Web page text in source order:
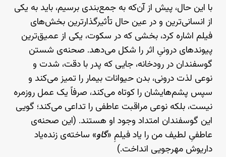
با این حال، پیش از آن‌که به جمع‌بندی برسیم، باید به یکی
از انسانی‌ترین و در عین حال تأثیرگذارترین بخش‌های
فیلم اشاره کرد، بخشی که در سکوت، یکی از عمیق‌ترین
پیوندهای درونیِ اثر را شکل می‌دهد. صحنه‌ی شستن
گوسفندان در رودخانه، جایی که پدر با دقت، شدت و
نوعی لذت درونی، بدن حیوانات بیمار را تمیز می‌کند و
سپس پشم‌هایشان را کوتاه می‌کند، صرفاً یک عمل روزمره
نیست، بلکه نوعی مراقبت عاطفی را تداعی می‌کند؛ گویی
این گوسفندان امتداد وجود او هستند. (این صحنه‌ی
عاطفیِ لطیف من را یاد فیلمِ «گاو» ساخته‌ی زنده‌یاد
داریوش مهرجویی انداخت.)